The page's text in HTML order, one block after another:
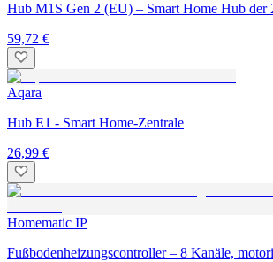
Hub M1S Gen 2 (EU) – Smart Home Hub der
59,72 €
Aqara
Hub E1 - Smart Home-Zentrale
26,99 €
Homematic IP
Fußbodenheizungscontroller – 8 Kanäle,